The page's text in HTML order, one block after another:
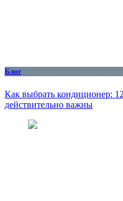
Блог
Как выбрать кондиционер:
действительно важны